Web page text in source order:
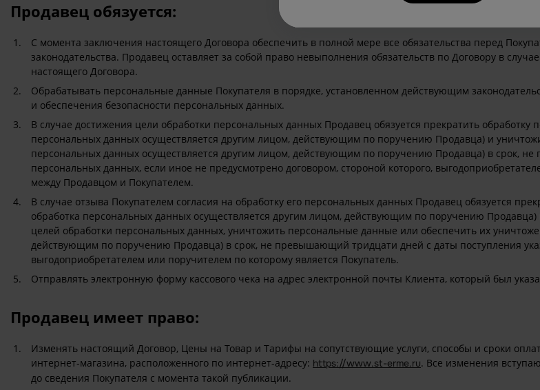
Продавец обязуется:
С момента заключения настоящего Договора обеспечить в полной мере все обязательства перед
законодательства. Продавец оставляет за собой право невыполнения обязательств по Договору в
настоящего Договора.
Обрабатывать персональные данные Покупателя в порядке, установленном действующим
и обеспечения безопасности персональных данных.
В случае достижения цели обработки персональных данных Продавец обязуется прекратить
персональных данных осуществляется другим лицом, действующим по поручению Продавца) и
персональных данных осуществляется другим лицом, действующим по поручению Продавца) в срок,
персональных данных, если иное не предусмотрено договором, стороной которого,
между Продавцом и Покупателем.
В случае отзыва Покупателем согласия на обработку его персональных данных Продавец обязуется
обработка персональных данных осуществляется другим лицом, действующим по поручению
целей обработки персональных данных, уничтожить персональные данные или обеспечить их
действующим по поручению Продавца) в срок, не превышающий тридцати дней с даты поступления
выгодоприобретателем или поручителем по которому является Покупатель.
Отправлять электронную форму кассового чека на адрес электронной почты Клиента, который был
Продавец имеет право:
Изменять настоящий Договор, Цены на Товар и Тарифы на сопутствующие услуги, способы и сроки
интернет-магазина, расположенного по интернет-адресу: https://www.st-erme.ru. Все изменения
до сведения Покупателя с момента такой публикации.